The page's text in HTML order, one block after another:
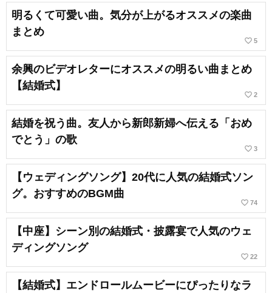
明るくて可愛い曲。気分が上がるオススメの楽曲
まとめ
favorite_border 5
余興のビデオレターにオススメの明るい曲まとめ
【結婚式】
favorite_border 2
結婚を祝う曲。友人から新郎新婦へ伝える「おめ
でとう」の歌
favorite_border 3
【ウェディングソング】20代に人気の結婚式ソン
グ。おすすめのBGM曲
favorite_border 74
【中座】シーン別の結婚式・披露宴で人気のウェ
ディングソング
favorite_border 22
【結婚式】エンドロールムービーにぴったりなラ